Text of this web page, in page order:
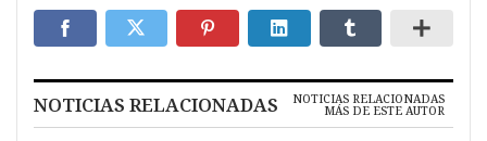
NOTICIAS RELACIONADAS NOTICIAS RELACIONADAS
MÁS DE ESTE AUTOR